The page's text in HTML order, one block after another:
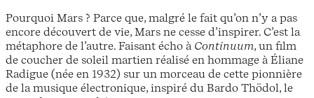
Pourquoi Mars ? Parce que, malgré le fait qu’on n’y a pas
encore découvert de vie, Mars ne cesse d’inspirer. C’est la
métaphore de l’autre. Faisant écho à Continuum, un film
de coucher de soleil martien réalisé en hommage à Éliane
Radigue (née en 1932) sur un morceau de cette pionnière
de la musique électronique, inspiré du Bardo Thödol, le